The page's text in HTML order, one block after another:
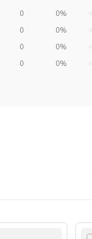
0%
0%
0%
0%
0
0
0
0